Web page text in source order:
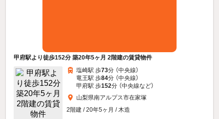
甲府駅より徒歩152分 築20年5ヶ月 2階建の賃貸物件
塩崎駅 歩73分 （中央線）
竜王駅 歩84分 （中央線）
甲府駅 歩152分 （中央線など）
山梨県南アルプス市在家塚
2階建 / 20年5ヶ月 / 木造